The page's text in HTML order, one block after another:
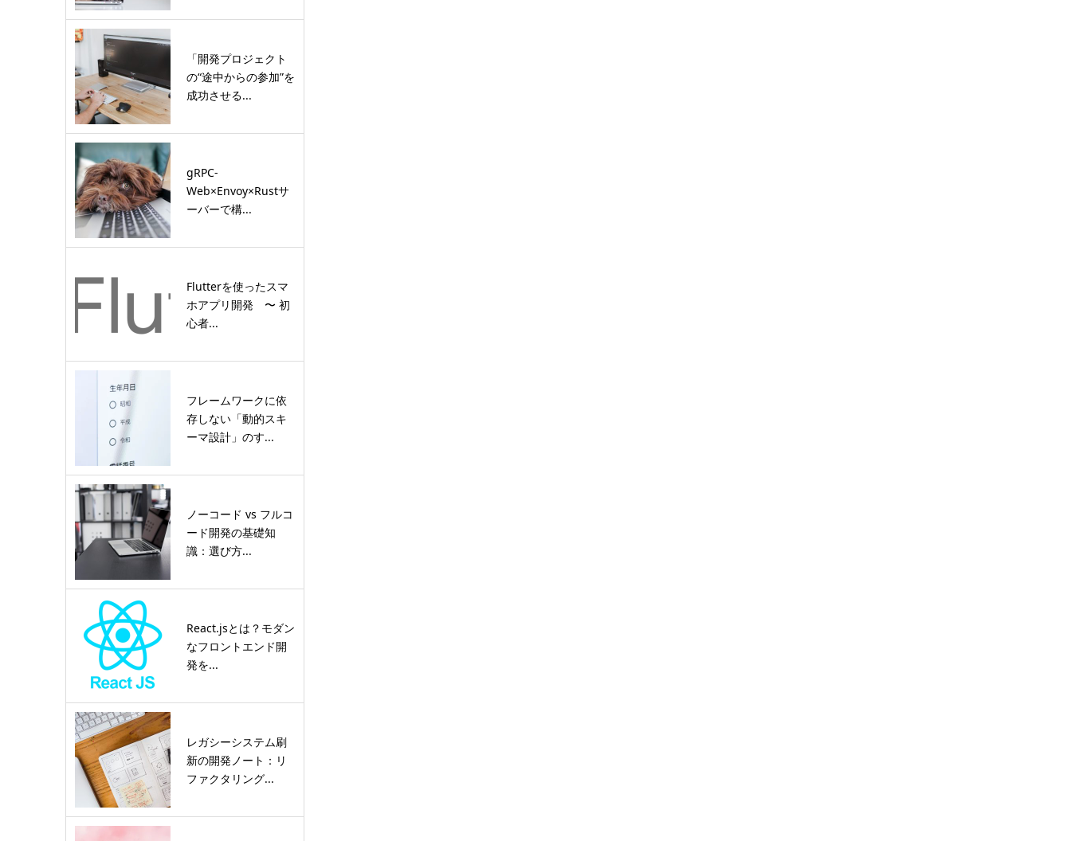
「開発プロジェクト
の“途中からの参加”を
成功させる...
gRPC-
Web×Envoy×Rustサ
ーバーで構...
Flutterを使ったスマ
ホアプリ開発 〜 初
心者...
フレームワークに依
存しない「動的スキ
ーマ設計」のす...
ノーコード vs フルコ
ード開発の基礎知
識：選び方...
React.jsとは？モダン
なフロントエンド開
発を...
レガシーシステム刷
新の開発ノート：リ
ファクタリング...